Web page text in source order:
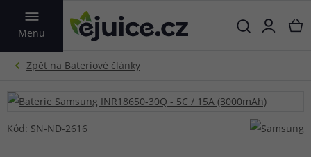
Menu
VYHLEDAT
Kód: SN-ND-2616